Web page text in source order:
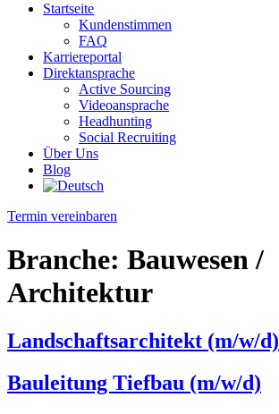
Startseite
Kundenstimmen
FAQ
Karriereportal
Direktansprache
Active Sourcing
Videoansprache
Headhunting
Social Recruiting
Über Uns
Blog
Termin vereinbaren
Branche: Bauwesen /
Architektur
Landschaftsarchitekt (m/w/d)
Bauleitung Tiefbau (m/w/d)